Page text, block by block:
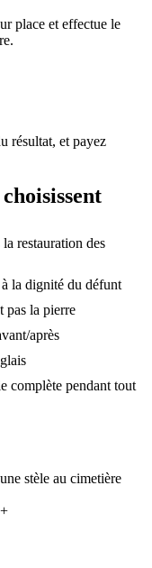
place et effectue le
résultat, et payez
restauration des
la dignité du défunt
pas la pierre
après
complète pendant tout
stèle au cimetière
+